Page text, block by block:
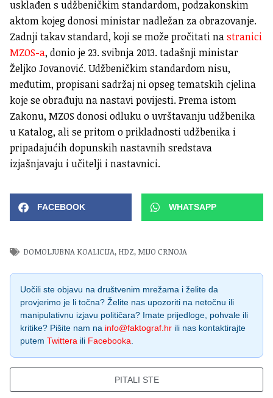
usklađen s udžbeničkim standardom, podzakonskim
aktom kojeg donosi ministar nadležan za obrazovanje.
Zadnji takav standard, koji se može pročitati nastranici
MZOS-a, donio je 23. svibnja 2013. tadašnji ministar
Željko Jovanović. Udžbeničkim standardom nisu,
međutim, propisani sadržaj ni opseg tematskih cjelina
koje se obrađuju na nastavi povijesti. Prema istom
Zakonu, MZOS donosi odluku o uvrštavanju udžbenika
u Katalog, ali se pritom o prikladnosti udžbenika i
pripadajućih dopunskih nastavnih sredstava
izjašnjavaju i učitelji i nastavnici.
FACEBOOK WHATSAPP
DOMOLJUBNA KOALICIJA, HDZ, MIJO CRNOJA
Uočili ste objavu na društvenim mrežama i želite da
provjerimo je li točna? Želite nas upozoriti na netočnu ili
manipulativnu izjavu političara? Imate prijedloge, pohvale ili
kritike? Pišite nam na info@faktograf.hr ili nas kontaktirajte
putem Twittera ili Facebooka
PITALI STE